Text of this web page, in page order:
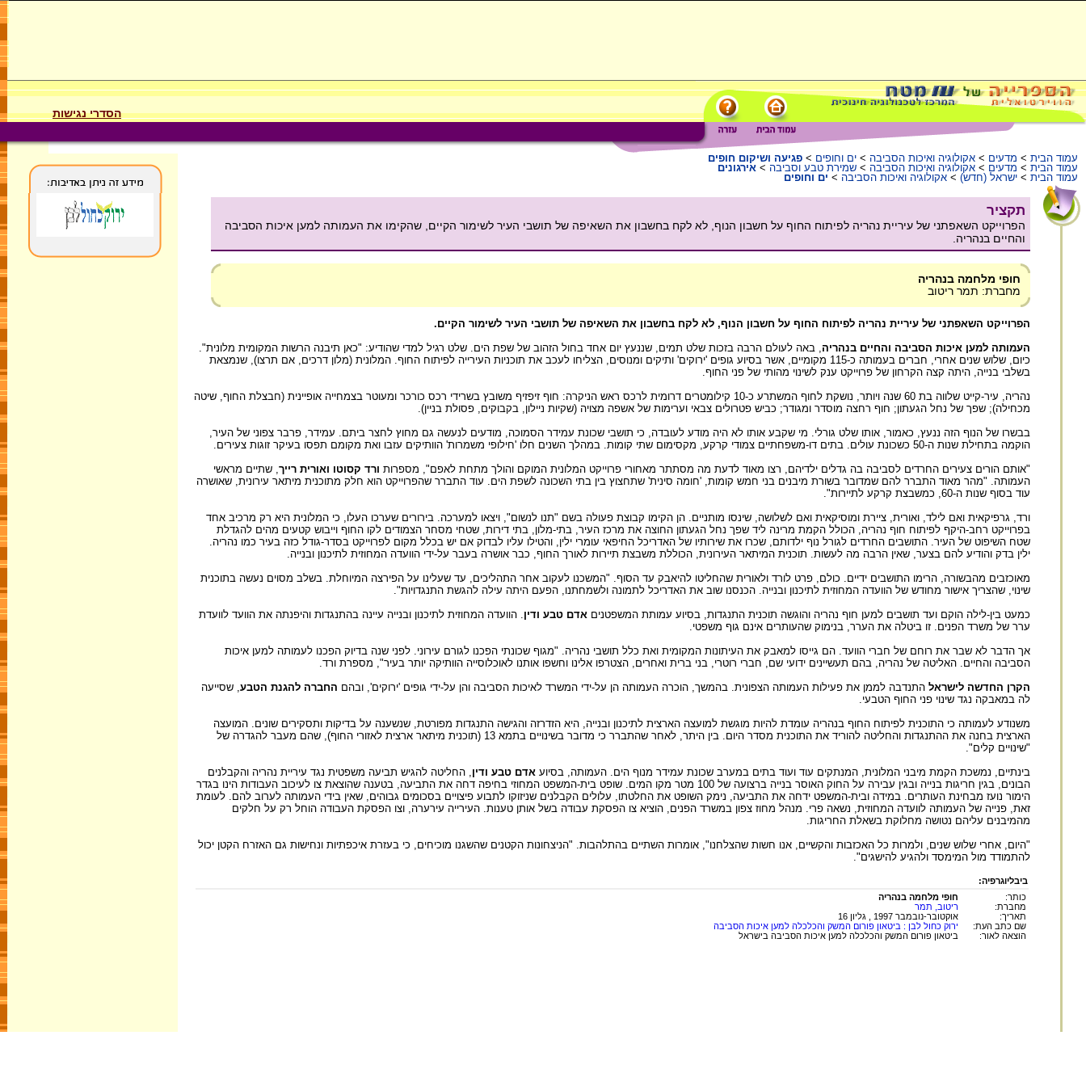
הסדרי נגישות
עמוד הבית > מדעים > אקולוגיה ואיכות הסביבה > ים וחופים > פגיעה ושיקום חופים
עמוד הבית > מדעים > אקולוגיה ואיכות הסביבה > שמירת טבע וסביבה > אירגונים
עמוד הבית > ישראל (חדש) > אקולוגיה ואיכות הסביבה > ים וחופים
תקציר
הפרוייקט השאפתני של עיריית נהריה לפיתוח החוף על חשבון הנוף, לא לקח בחשבון את השאיפה של תושבי העיר לשימור הקיים, שהקימו את העמותה למען איכות הסביבה
והחיים בנהריה.
חופי מלחמה בנהריה
מחברת: תמר ריטוב
הפרוייקט השאפתני של עיריית נהריה לפיתוח החוף על חשבון הנוף, לא לקח בחשבון את השאיפה של תושבי העיר לשימור הקיים.
העמותה למען איכות הסביבה והחיים בנהריה , באה לעולם הרבה בזכות שלט תמים, שננעץ יום אחד בחול הזהוב של שפת הים. שלט רגיל למדי שהודיע: "כאן תיבנה הרשות המקומית מלונית".
כיום, שלוש שנים אחרי, חברים בעמותה כ-115 מקומיים, אשר בסיוע גופים 'ירוקים' ותיקים ומנוסים, הצליחו לעכב את תוכניות העירייה לפיתוח החוף. המלונית (מלון דרכים, אם תרצו), שנמצאת
בשלבי בנייה, היתה קצה הקרחון של פרוייקט ענק לשינוי מהותי של פני החוף.
נהריה, עיר-קייט שלווה בת 60 שנה ויותר, נושקת לחוף המשתרע כ-10 קילומטרים דרומית לרכס ראש הניקרה: חוף זיפזיף משובץ בשרידי רכס כורכר ומעוטר בצמחייה אופיינית (חבצלת החוף, שיטה
מכחילה); שפך של נחל הגעתון; חוף רחצה מוסדר ומגודר; כביש פטרולים צבאי וערימות של אשפה מצויה (שקיות ניילון, בקבוקים, פסולת בניין).
בבשרו של הנוף הזה ננעץ, כאמור, אותו שלט גורלי. מי שקבע אותו לא היה מודע לעובדה, כי תושבי שכונת עמידר הסמוכה, מודעים לנעשה גם מחוץ לחצר ביתם. עמידר, פרבר צפוני של העיר,
הוקמה בתחילת שנות ה-50 כשכונת עולים. בתים דו-משפחתיים צמודי קרקע, מקסימום שתי קומות. במהלך השנים חלו 'חילופי משמרות' הוותיקים עזבו ואת מקומם תפסו בעיקר זוגות צעירים.
"אותם הורים צעירים החרדים לסביבה בה גדלים ילדיהם, רצו מאוד לדעת מה מסתתר מאחורי פרוייקט המלונית המוקם והולך מתחת לאפם", מספרות ורד קסוטו ואורית רייך , שתיים מראשי
העמותה. "מהר מאוד התברר להם שמדובר בשורת מיבנים בני חמש קומות, 'חומה סינית' שתחצוץ בין בתי השכונה לשפת הים. עוד התברר שהפרוייקט הוא חלק מתוכנית מיתאר עירונית, שאושרה
עוד בסוף שנות ה-60, כמשבצת קרקע לתיירות".
ורד, גרפיקאית ואם לילד, ואורית, ציירת ומוסיקאית ואם לשלושה, שינסו מותניים. הן הקימו קבוצת פעולה בשם "תנו לנשום", ויצאו למערכה. בירורים שערכו העלו, כי המלונית היא רק מרכיב אחד
בפרוייקט רחב-היקף לפיתוח חוף נהריה, הכולל הקמת מרינה ליד שפך נחל הגעתון החוצה את מרכז העיר, בתי-מלון, בתי דירות, שטחי מסחר הצמודים לקו החוף וייבוש קטעים מהים להגדלת
שטח השיפוט של העיר. התושבים החרדים לגורל נוף ילדותם, שכרו את שירותיו של האדריכל החיפאי עומרי ילין, והטילו עליו לבדוק אם יש בכלל מקום לפרוייקט בסדר-גודל כזה בעיר כמו נהריה.
ילין בדק והודיע להם בצער, שאין הרבה מה לעשות. תוכנית המיתאר העירונית, הכוללת משבצת תיירות לאורך החוף, כבר אושרה בעבר על-ידי הוועדה המחוזית לתיכנון ובנייה.
מאוכזבים מהבשורה, הרימו התושבים ידיים. כולם, פרט לורד ולאורית שהחליטו להיאבק עד הסוף. "המשכנו לעקוב אחר התהליכים, עד שעלינו על הפירצה המיוחלת. בשלב מסוים נעשה בתוכנית
שינוי, שהצריך אישור מחודש של הוועדה המחוזית לתיכנון ובנייה. הכנסנו שוב את האדריכל לתמונה ולשמחתנו, הפעם היתה עילה להגשת התנגדויות".
כמעט בין-לילה הוקם ועד תושבים למען חוף נהריה והוגשה תוכנית התנגדות, בסיוע עמותת המשפטנים אדם טבע ודין . הוועדה המחוזית לתיכנון ובנייה עיינה בהתנגדות והיפנתה את הוועד לוועדת
ערר של משרד הפנים. זו ביטלה את הערר, בנימוק שהעותרים אינם גוף משפטי.
אך הדבר לא שבר את רוחם של חברי הוועד. הם גייסו למאבק את העיתונות המקומית ואת כלל תושבי נהריה. "מגוף שכונתי הפכנו לגורם עירוני. לפני שנה בדיוק הפכנו לעמותה למען איכות
הסביבה והחיים. האליטה של נהריה, בהם תעשיינים ידועי שם, חברי רוטרי, בני ברית ואחרים, הצטרפו אלינו וחשפו אותנו לאוכלוסייה הוותיקה יותר בעיר", מספרת ורד.
הקרן החדשה לישראל התנדבה לממן את פעילות העמותה הצפונית. בהמשך, הוכרה העמותה הן על-ידי המשרד לאיכות הסביבה והן על-ידי גופים 'ירוקים', ובהם החברה להגנת הטבע , שסייעה
לה במאבקה נגד שינוי פני החוף הטבעי.
משנודע לעמותה כי התוכנית לפיתוח החוף בנהריה עומדת להיות מוגשת למועצה הארצית לתיכנון ובנייה, היא הזדרזה והגישה התנגדות מפורטת, שנשענה על בדיקות ותסקירים שונים. המועצה
הארצית בחנה את ההתנגדות והחליטה להוריד את התוכנית מסדר היום. בין היתר, לאחר שהתברר כי מדובר בשינויים בתמא 13 (תוכנית מיתאר ארצית לאזורי החוף), שהם מעבר להגדרה של
"שינויים קלים".
בינתיים, נמשכת הקמת מיבני המלונית, המנתקים עוד ועוד בתים במערב שכונת עמידר מנוף הים. העמותה, בסיוע אדם טבע ודין , החליטה להגיש תביעה משפטית נגד עיריית נהריה והקבלנים
הבונים, בגין חריגות בנייה ובגין עבירה על החוק האוסר בנייה ברצועה של 100 מטר מקו המים. שופט בית-המשפט המחוזי בחיפה דחה את התביעה, בטענה שהוצאת צו לעיכוב העבודות הינו בגדר
הימור נועז מבחינת העותרים. במידה ובית-המשפט ידחה את התביעה, נימק השופט את החלטתו, עלולים הקבלנים שניזוקו לתבוע פיצויים בסכומים גבוהים, שאין בידי העמותה לערוב להם. לעומת
זאת, פנייה של העמותה לוועדה המחוזית, נשאה פרי. מנהל מחוז צפון במשרד הפנים, הוציא צו הפסקת עבודה בשל אותן טענות. העירייה עירערה, וצו הפסקת העבודה הוחל רק על חלקים
מהמיבנים עליהם נטושה מחלוקת בשאלת החריגות.
"היום, אחרי שלוש שנים, ולמרות כל האכזבות והקשיים, אנו חשות שהצלחנו", אומרות השתיים בהתלהבות. "הניצחונות הקטנים שהשגנו מוכיחים, כי בעזרת איכפתיות ונחישות גם האזרח הקטן יכול
להתמודד מול המימסד ולהגיע להישגים".
ביבליוגרפיה:
כותר:
חופי מלחמה בנהריה
מחברת:
ריטוב, תמר
תאריך:
אוקטובר-נובמבר 1997 , גליון 16
שם כתב העת:
ירוק כחול לבן : ביטאון פורום המשק והכלכלה למען איכות הסביבה
הוצאה לאור:
ביטאון פורום המשק והכלכלה למען איכות הסביבה בישראל